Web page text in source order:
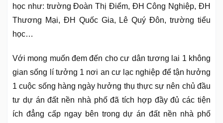
học như: trường Đoàn Thị Điểm, ĐH Công Nghiệp, ĐH
Thương Mại, ĐH Quốc Gia, Lê Quý Đôn, trường tiểu
học…
Với mong muốn đem đến cho cư dân tương lai 1 không
gian sống lí tưởng 1 nơi an cư lạc nghiệp để tận hưởng
1 cuộc sống hàng ngày hưởng thụ thực sự nên chủ đầu
tư dự án đất nền nhà phố đã tích hợp đầy đủ các tiện
ích đẳng cấp ngay bên trong dự án đất nền nhà phố